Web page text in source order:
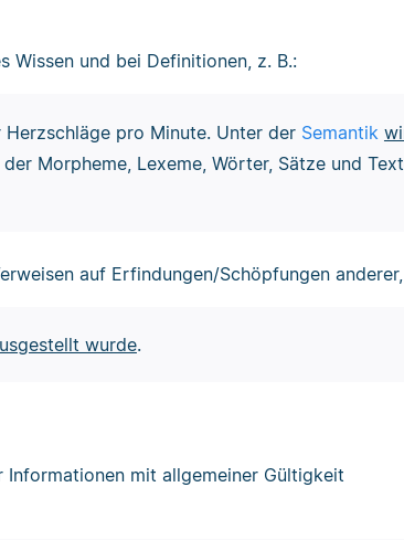
Wissen und bei Definitionen, z. B.:
Herzschläge pro Minute. Unter der Semantik
Morpheme, Lexeme, Wörter, Sätze und
auf Erfindungen/Schöpfungen
wurde.
Informationen mit allgemeiner Gültigkeit